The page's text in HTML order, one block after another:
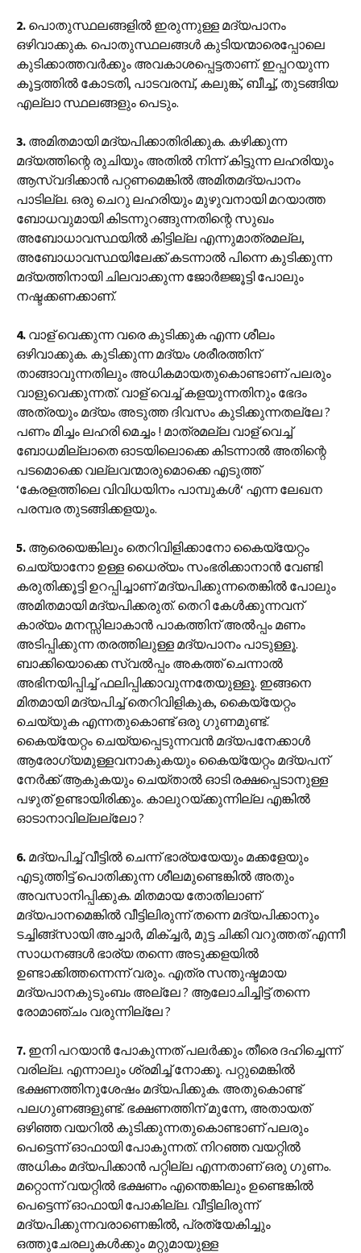
2. പൊതുസ്ഥലങ്ങളിൽ ഇരുന്നുള്ള മദ്യപാനം
ഒഴിവാക്കുക. പൊതുസ്ഥലങ്ങൾ കുടിയന്മാരെപ്പോലെ
കുടിക്കാത്തവർക്കും അവകാശപ്പെട്ടതാണ്. ഇപ്പറയുന്ന
കൂട്ടത്തിൽ കോടതി, പാടവരമ്പ്, കലുങ്ക്, ബീച്ച്, തുടങ്ങിയ
എല്ലാ സ്ഥലങ്ങളും പെടും.
3. അമിതമായി മദ്യപിക്കാതിരിക്കുക. കഴിക്കുന്ന
മദ്യത്തിന്റെ രുചിയും അതിൽ നിന്ന് കിട്ടുന്ന ലഹരിയും
ആസ്വദിക്കാൻ പറ്റണമെങ്കിൽ അമിതമദ്യപാനം
പാടില്ല. ഒരു ചെറു ലഹരിയും മുഴുവനായി മറയാത്ത
ബോധവുമായി കിടന്നുറങ്ങുന്നതിന്റെ സുഖം
അബോധാവസ്ഥയിൽ കിട്ടില്ല എന്നുമാത്രമല്ല,
അബോധാവസ്ഥയിലേക്ക് കടന്നാൽ പിന്നെ കുടിക്കുന്ന
മദ്യത്തിനായി ചിലവാക്കുന്ന ജോർജ്ജൂട്ടി പോലും
നഷ്ടക്കണക്കാണ്.
4. വാള് വെക്കുന്ന വരെ കുടിക്കുക എന്ന ശീലം
ഒഴിവാക്കുക. കുടിക്കുന്ന മദ്യം ശരീരത്തിന്
താങ്ങാവുന്നതിലും അധികമായതുകൊണ്ടാണ് പലരും
വാളുവെക്കുന്നത്. വാള് വെച്ച് കളയുന്നതിനും ഭേദം
അത്രയും മദ്യം അടുത്ത ദിവസം കുടിക്കുന്നതല്ലേ ?
പണം മിച്ചം ലഹരി മെച്ചം ! മാത്രമല്ല വാള് വെച്ച്
ബോധമില്ലാതെ ഓടയിലൊക്കെ കിടന്നാൽ അതിന്റെ
പടമൊക്കെ വല്ലവന്മാരുമൊക്കെ എടുത്ത്
‘കേരളത്തിലെ വിവിധയിനം പാമ്പുകൾ‘ എന്ന ലേഖന
പരമ്പര തുടങ്ങിക്കളയും.
5. ആരെയെങ്കിലും തെറിവിളിക്കാനോ കൈയ്യേറ്റം
ചെയ്യാനോ ഉള്ള ധൈര്യം സംഭരിക്കാനാൻ വേണ്ടി
കരുതിക്കൂട്ടി ഉറപ്പിച്ചാണ് മദ്യപിക്കുന്നതെങ്കിൽ പോലും
അമിതമായി മദ്യപിക്കരുത്. തെറി കേൾക്കുന്നവന്
കാര്യം മനസ്സിലാകാൻ പാകത്തിന് അല്‍പ്പം മണം
അടിപ്പിക്കുന്ന തരത്തിലുള്ള മദ്യപാനം പാടുള്ളൂ.
ബാക്കിയൊക്കെ സ്വല്‍പ്പം അകത്ത് ചെന്നാൽ
അഭിനയിപ്പിച്ച് ഫലിപ്പിക്കാവുന്നതേയുള്ളൂ. ഇങ്ങനെ
മിതമായി മദ്യപിച്ച് തെറിവിളികുക, കൈയ്യേറ്റം
ചെയ്യുക എന്നതുകൊണ്ട് ഒരു ഗുണമുണ്ട്.
കൈയ്യേറ്റം ചെയ്യപ്പെടുന്നവൻ മദ്യപനേക്കാൾ
ആരോഗ്യമുള്ളവനാകുകയും കൈയ്യേറ്റം മദ്യപന്
നേർക്ക് ആകുകയും ചെയ്താൽ ഓടി രക്ഷപ്പെടാനുള്ള
പഴുത് ഉണ്ടായിരിക്കും. കാലുറയ്ക്കുന്നില്ല എങ്കിൽ
ഓടാനാവില്ലല്ലോ ?
6. മദ്യപിച്ച് വീട്ടിൽ ചെന്ന് ഭാര്യയേയും മക്കളേയും
എടുത്തിട്ട് പൊതിക്കുന്ന ശീലമുണ്ടെങ്കിൽ അതും
അവസാനിപ്പിക്കുക. മിതമായ തോതിലാണ്
മദ്യപാനമെങ്കിൽ വീട്ടിലിരുന്ന് തന്നെ മദ്യപിക്കാനും
ടച്ചിങ്ങ്‌സായി അച്ചാർ, മിക്ച്ചർ, മുട്ട ചിക്കി വറുത്തത് എന്നീ
സാധനങ്ങൾ ഭാര്യ തന്നെ അടുക്കളയിൽ
ഉണ്ടാക്കിത്തന്നെന്ന് വരും. എത്ര സന്തുഷ്ടമായ
മദ്യപാനകുടുംബം അല്ലേ ? ആലോചിച്ചിട്ട് തന്നെ
രോമാഞ്ചം വരുന്നില്ലേ ?
7. ഇനി പറയാൻ പോകുന്നത് പലർക്കും തീരെ ദഹിച്ചെന്ന്
വരില്ല. എന്നാലും ശ്രമിച്ച് നോക്കൂ. പറ്റുമെങ്കിൽ
ഭക്ഷണത്തിനുശേഷം മദ്യപിക്കുക. അതുകൊണ്ട്
പലഗുണങ്ങളുണ്ട്. ഭക്ഷണത്തിന് മുന്നേ, അതായത്
ഒഴിഞ്ഞ വയറിൽ കുടിക്കുന്നതുകൊണ്ടാണ് പലരും
പെട്ടെന്ന് ഓഫായി പോകുന്നത്. നിറഞ്ഞ വയറ്റിൽ
അധികം മദ്യപിക്കാൻ പറ്റില്ല എന്നതാണ് ഒരു ഗുണം.
മറ്റൊന്ന് വയറ്റിൽ ഭക്ഷണം എന്തെങ്കിലും ഉണ്ടെങ്കിൽ
പെട്ടെന്ന് ഓഫായി പോകില്ല. വീട്ടിലിരുന്ന്
മദ്യപിക്കുന്നവരാണെങ്കിൽ, പ്രത്യേകിച്ചും
ഒത്തുചേരലുകൾക്കും മറ്റുമായുള്ള